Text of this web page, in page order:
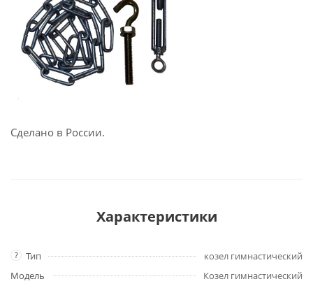
Сделано в России.
Характеристики
? Тип
козел гимнастический
Модель
Козел гимнастический